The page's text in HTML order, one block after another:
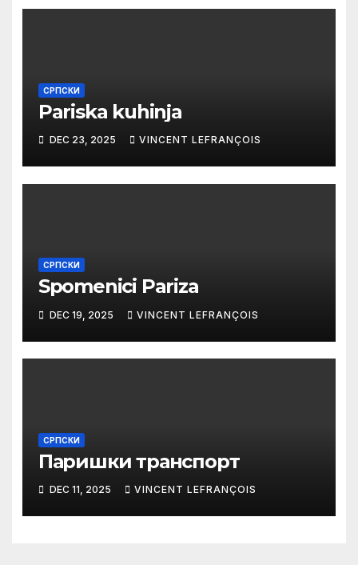
СРПСКИ
Pariska kuhinja
DEC 23, 2025 VINCENT LEFRANÇOIS
СРПСКИ
Spomenici Pariza
DEC 19, 2025 VINCENT LEFRANÇOIS
СРПСКИ
Паришки транспорт
DEC 11, 2025 VINCENT LEFRANÇOIS